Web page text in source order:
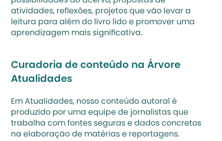
atividades, reflexões, projetos que vão levar a
leitura para além do livro lido e promover uma
aprendizagem mais significativa.
Curadoria de conteúdo na Árvore
Atualidades
Em Atualidades, nosso conteúdo autoral é
produzido por uma equipe de jornalistas que
trabalha com fontes seguras e dados concretos
na elaboração de matérias e reportagens.